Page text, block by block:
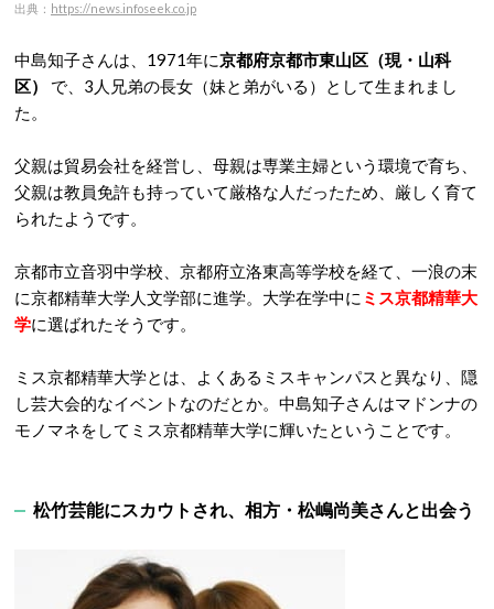
出典： https://news.infoseek.co.jp
中島知子さんは、1971年に京都府京都市東山区（現・山科
区）
で、3人兄弟の長女（妹と弟がいる）として生まれまし
た。
父親は貿易会社を経営し、母親は専業主婦という環境で育ち、
父親は教員免許も持っていて厳格な人だったため、厳しく育て
られたようです。
京都市立音羽中学校、京都府立洛東高等学校を経て、一浪の末
に京都精華大学人文学部に進学。大学在学中に ミス京都精華大
学に選ばれたそうです。
ミス京都精華大学とは、よくあるミスキャンパスと異なり、隠
し芸大会的なイベントなのだとか。中島知子さんはマドンナの
モノマネをしてミス京都精華大学に輝いたということです。
松竹芸能にスカウトされ、相方・松嶋尚美さんと出会う